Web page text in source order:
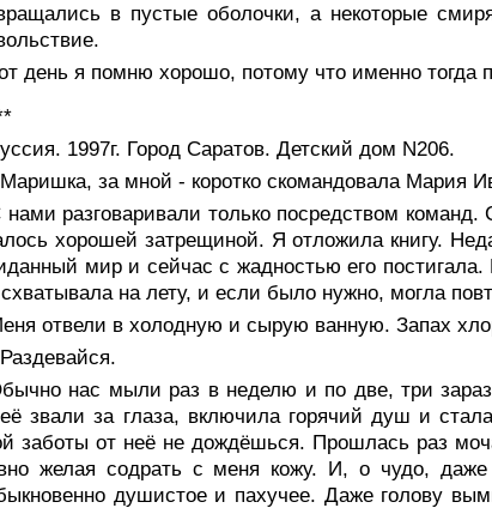
в пустые оболочки, а некоторые
день я помню хорошо, потому что именно тогда
1997г. Город Саратов. Детский дом N206.
за мной - коротко скомандовала Мария
разговаривали только посредством
хорошей затрещиной. Я отложила книгу.
мир и сейчас с жадностью его
на лету, и если было нужно, могла
отвели в холодную и сырую ванную. Запах
нас мыли раз в неделю и по две, три
звали за глаза, включила горячий душ и
заботы от неё не дождёшься. Прошлась раз
желая содрать с меня кожу. И, о чудо,
душистое и пахучее. Даже голову